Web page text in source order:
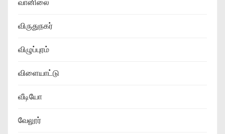
விருதுநகர்
விழுப்புரம்
விளையாட்டு
வீடியோ
வேலூர்